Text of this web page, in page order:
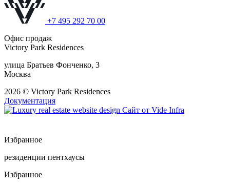
+7 495 292 70 00
Офис продаж
Victory Park Residences
улица Братьев Фонченко, 3
Москва
2026 © Victory Park Residences
Документация
Сайт от Vide Infra
Избранное
резиденции пентхаусы
Избранное